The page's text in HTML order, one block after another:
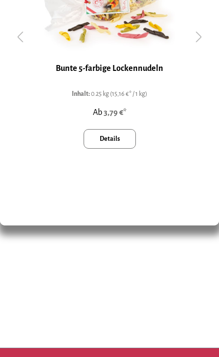
Bunte 5-farbige Lockennudeln
Inhalt:0.25 kg (15,16 €* / 1 kg)
Ab3,79 €*
Details